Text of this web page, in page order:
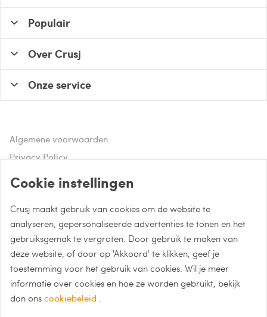
Hulp of advies nodig?
Bel naar 085 - 0043 015
Whatsapp met Crusj
info@crusj.com
Populair
Over Crusj
Onze service
Algemene voorwaarden
Privacy Policy
Cookie instellingen
Crusj maakt gebruik van cookies om de website te
analyseren, gepersonaliseerde advertenties te tonen en het
gebruiksgemak te vergroten. Door gebruik te maken van
deze website, of door op 'Akkoord' te klikken, geef je
toestemming voor het gebruik van cookies. Wil je meer
informatie over cookies en hoe ze worden gebruikt, bekijk
dan ons cookiebeleid .